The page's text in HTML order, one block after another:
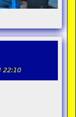
22:10